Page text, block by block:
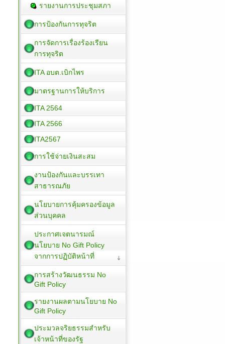
รายงานการประชุมสภา
การป้องกันการทุจริต
การจัดการเรื่องร้องเรียน
การทุจริต
ITA อบต.เบิกไพร
มาตรฐานการให้บริการ
ITA 2564
ITA 2566
ITA2567
การใช้จ่ายเงินสะสม
งานป้องกันและบรรเทา
สาธารณภัย
นโยบายการคุ้มครองข้อมูล
ส่วนบุคคล
ประกาศเจตนารมณ์
นโยบาย No Gift Policy
จากการปฏิบัติหน้าที่
การสร้างวัฒนธรรม No
Gift Policy
รายงานผลตามนโยบาย No
Gift Policy
ประมวลจริยธรรมสำหรับ
เจ้าหน้าที่ของรัฐ